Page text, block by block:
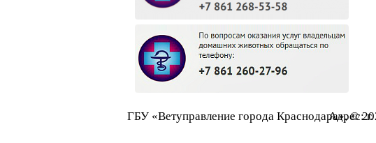
ГБУ «Ветуправление города Краснодара», ©
Адрес: